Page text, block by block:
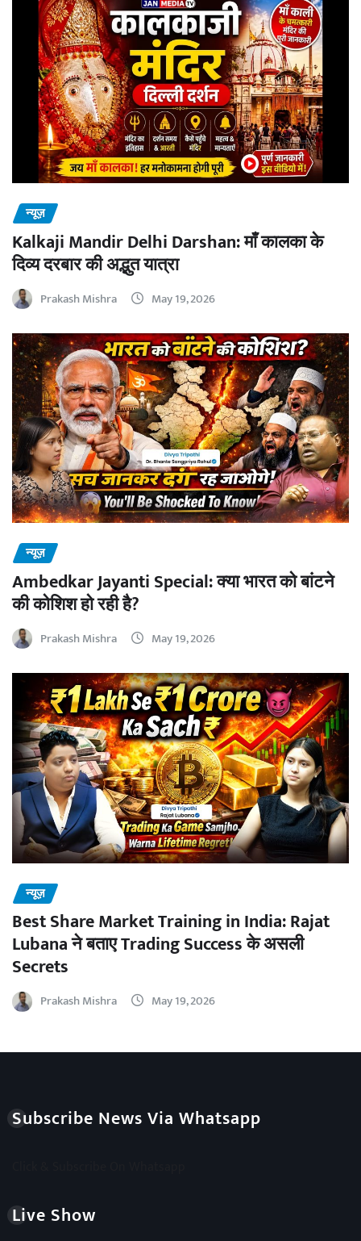
न्यूज़
Kalkaji Mandir Delhi Darshan: माँ कालका के
दिव्य दरबार की अद्भुत यात्रा
Prakash Mishra May 19, 2026
न्यूज़
Ambedkar Jayanti Special: क्या भारत को बांटने
की कोशिश हो रही है?
Prakash Mishra May 19, 2026
न्यूज़
Best Share Market Training in India: Rajat
Lubana ने बताए Trading Success के असली
Secrets
Prakash Mishra May 19, 2026
Subscribe News Via Whatsapp
Live Show